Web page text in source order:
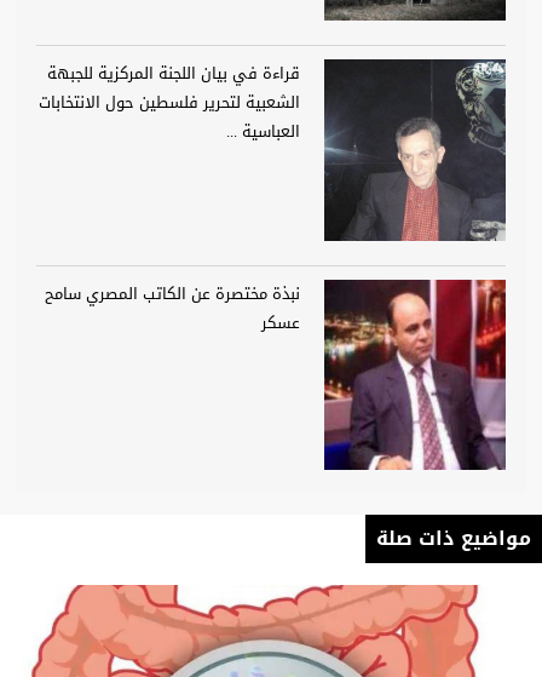
قراءة في بيان اللجنة المركزية للجبهة
الشعبية لتحرير فلسطين حول الانتخابات
العباسية ...
نبذة مختصرة عن الكاتب المصري سامح
عسكر
مواضيع ذات صلة